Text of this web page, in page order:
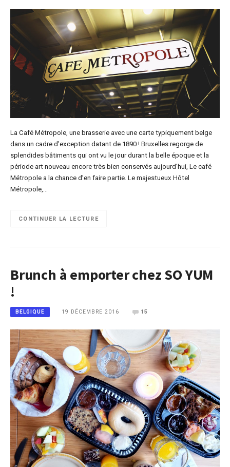
La Café Métropole, une brasserie avec une carte typiquement belge
dans un cadre d’exception datant de 1890 ! Bruxelles regorge de
splendides bâtiments qui ont vu le jour durant la belle époque et la
période art nouveau encore très bien conservés aujourd’hui, Le café
Métropole a la chance d’en faire partie. Le majestueux Hôtel
Métropole,…
CONTINUER LA LECTURE
Brunch à emporter chez SO YUM
!
BELGIQUE 19 DÉCEMBRE 2016 15